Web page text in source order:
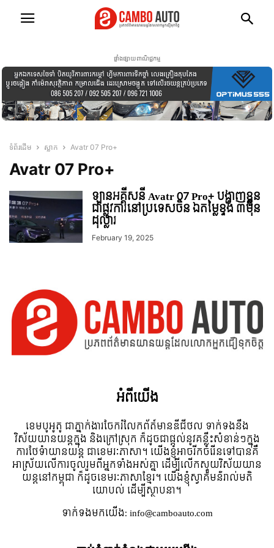
ផ្ទាំងផ្សាយពាណិជ្ជកម្ម
ទំព័រដើម ស្លាក Avatr 07 Pro+
Avatr 07 Pro+
ឡានអគ្គីសនី Avatr 07 Pro+ បង្ហាញខ្លួន
ជាផ្លូវការនៅប្រទេសចិន ឯតម្លៃខ្ទង់ ៣មុឺន
ដុល្លារ
February 19, 2025
អំពី​យើង
ខេមបូអូតូ ជាភ្នាក់ងារចែករំលែកព័ត៍មានឌីជីថល ទាក់ទងនឹង
វិស័យយានយន្តក្នុង និងក្រៅស្រុក ក៏ដូចជាផ្តល់នូវគន្លឹះសំខាន់ៗក្នុង
ការថែទំាយានយន្ត ជាខេមរៈភាសា។ យើងខ្ញុំអាចរីកចំរើនទៅបានគឺ
អាស្រ័យលើការចូលរួមពីអ្នកទាំងអស់គ្នា ដើម្បីលើកស្ទួយវិស័យយាន
យន្តនៅកម្ពុជា ក៏ដូចខេមរៈភាសាខ្មែរ។ យើងខ្ញុំស្វាគមន៌រាល់មតិ
យោបល់ ដើម្បីស្ថាបនា។
ទាក់ទង​មក​យើង:info@camboauto.com